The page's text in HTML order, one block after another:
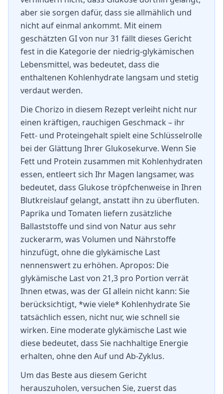
aber sie sorgen dafür, dass sie allmählich und
nicht auf einmal ankommt. Mit einem
geschätzten GI von nur 31 fällt dieses Gericht
fest in die Kategorie der niedrig-glykämischen
Lebensmittel, was bedeutet, dass die
enthaltenen Kohlenhydrate langsam und stetig
verdaut werden.
Die Chorizo in diesem Rezept verleiht nicht nur
einen kräftigen, rauchigen Geschmack – ihr
Fett- und Proteingehalt spielt eine Schlüsselrolle
bei der Glättung Ihrer Glukosekurve. Wenn Sie
Fett und Protein zusammen mit Kohlenhydraten
essen, entleert sich Ihr Magen langsamer, was
bedeutet, dass Glukose tröpfchenweise in Ihren
Blutkreislauf gelangt, anstatt ihn zu überfluten.
Paprika und Tomaten liefern zusätzliche
Ballaststoffe und sind von Natur aus sehr
zuckerarm, was Volumen und Nährstoffe
hinzufügt, ohne die glykämische Last
nennenswert zu erhöhen. Apropos: Die
glykämische Last von 21,3 pro Portion verrät
Ihnen etwas, was der GI allein nicht kann: Sie
berücksichtigt, *wie viele* Kohlenhydrate Sie
tatsächlich essen, nicht nur, wie schnell sie
wirken. Eine moderate glykämische Last wie
diese bedeutet, dass Sie nachhaltige Energie
erhalten, ohne den Auf und Ab-Zyklus.
Um das Beste aus diesem Gericht
herauszuholen, versuchen Sie, zuerst das